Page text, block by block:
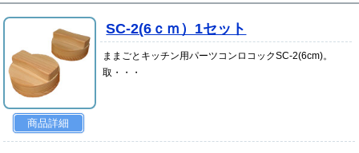
商品詳細
SC-2(6ｃｍ）1セット
ままごとキッチン用パーツコンロコックSC-2(6cm)。
取・・・